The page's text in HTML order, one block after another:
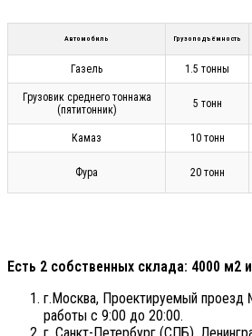
Автомобиль Грузоподъёмность
Газель 1.5 тонны
Грузовик среднего тоннажа
(пятитонник)
5 тонн
Камаз 10 тонн
Фура 20 тонн
Есть 2 собственных склада: 4000 м2
г.Москва, Проектируемый
работы с 9:00 до 20:00.